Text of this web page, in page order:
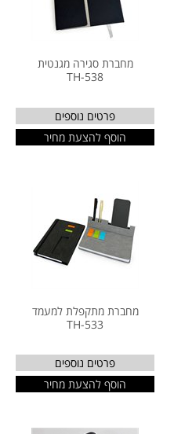
מחברת סגירה מגנטית
TH-538
פרטים נוספים
הוסף להצעת מחיר
מחברת מתקפלת למעמד
TH-533
פרטים נוספים
הוסף להצעת מחיר